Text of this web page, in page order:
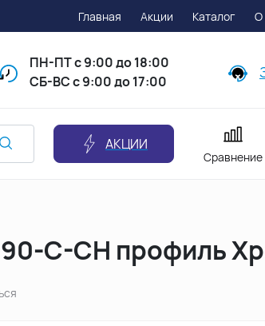
Главная Акции Каталог О
ПН-ПТс 9:00 до 18:00
СБ-ВС с 9:00 до 17:00
АКЦИИ
Сравнение
C-CH профиль